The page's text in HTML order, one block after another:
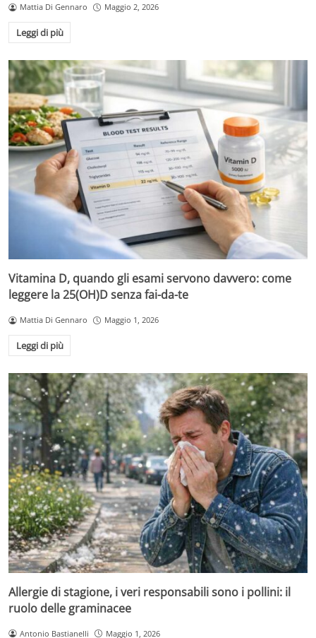
Mattia Di Gennaro Maggio 2, 2026
Leggi di più
Vitamina D, quando gli esami servono davvero: come
leggere la 25(OH)D senza fai-da-te
Mattia Di Gennaro Maggio 1, 2026
Leggi di più
Allergie di stagione, i veri responsabili sono i pollini: il
ruolo delle graminacee
Antonio Bastianelli Maggio 1, 2026